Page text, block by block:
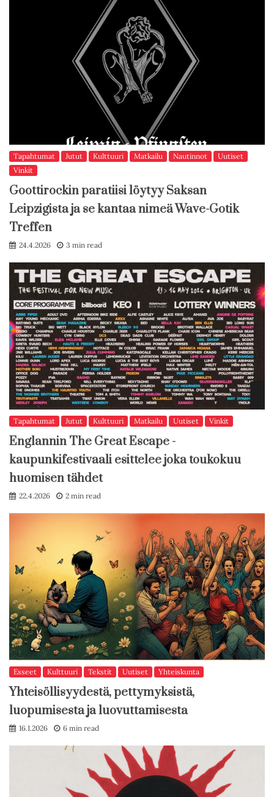
Tapahtumat Jutut Kulttuuri Matkailu Nautinnot
Uutiset
Vinkit
Goottirockin paratiisi löytyy Saksan
Leipzigista ja se kantaa nimeä Wave-Gotik
Treffen
24.4.2026 3 min read
Tapahtumat Jutut Kulttuuri Matkailu Uutiset Vinkit
Englannin The Great Escape -
kaupunkifestivaali esittelee joka toukokuu
huomisen tähdet
22.4.2026 2 min read
Esseet Kulttuuri Tekstit Uutiset Yhteiskunta
Yhteisöllisyydestä, pettymyksistä,
luopumisesta ja luovuttamisesta
16.1.2026 6 min read